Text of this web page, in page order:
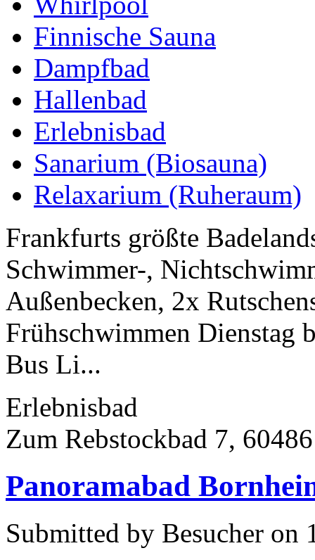
Finnische Sauna
Dampfbad
Hallenbad
Erlebnisbad
Sanarium (Biosauna)
Relaxarium (Ruheraum)
Frankfurts größte
Schwimmer-,
Außenbecken, 2x
Frühschwimmen Dienstag
Bus Li...
Erlebnisbad
Zum Rebstockbad 7,
Panoramabad
Submitted by Besucher on